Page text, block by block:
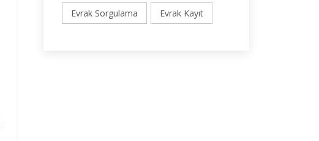
Evrak Sorgulama Evrak Kayıt